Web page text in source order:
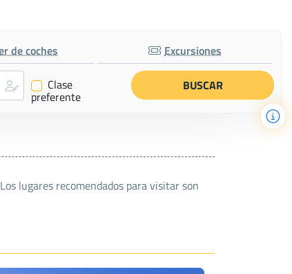
de coches Excursiones
✔ Clase
preferente
lugares recomendados para visitar son